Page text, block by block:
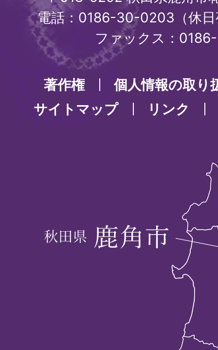
電話：0186-30-0203（休
ファックス：
著作権
個人情報の取り
サイトマップ
リンク